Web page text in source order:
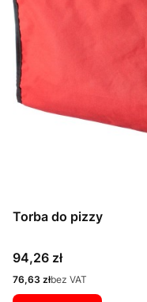
Torba do pizzy
Cena
94,26 zł
Cena
76,63 złbez VAT